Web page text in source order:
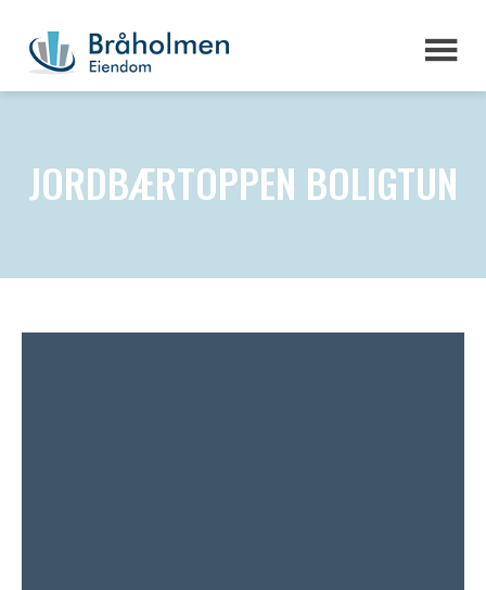
JORDBÆRTOPPEN BOLIGTUN